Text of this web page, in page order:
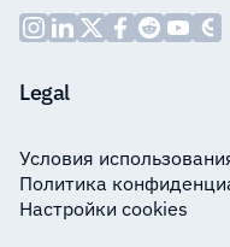
Legal
Условия
Политика
Настройки cookies